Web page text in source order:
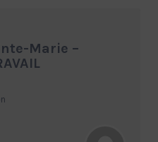
Marie –